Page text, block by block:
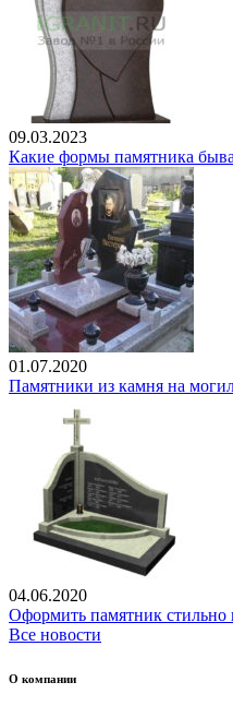
09.03.2023
Какие формы памятника
01.07.2020
Памятники из камня на
04.06.2020
Оформить памятник
Все новости
О компании